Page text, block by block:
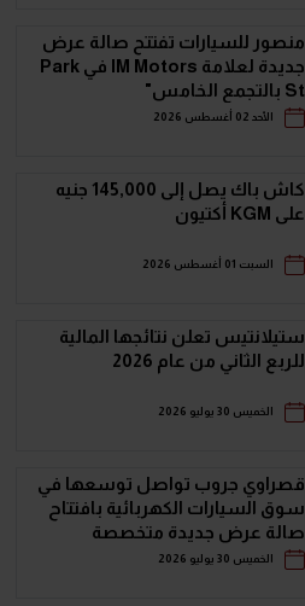
منصور للسيارات تفتتح صالة عرض
جديدة لعلامة IM Motors في Park
St بالتجمع الخامس"
الأحد 02 أغسطس 2026
كاش باك يصل إلى 145,000 جنيه
على KGM أكتيون
السبت 01 أغسطس 2026
ستيلانتيس تعلن نتائجها المالية
للربع الثاني من عام 2026
الخميس 30 يوليو 2026
قصراوي جروب تواصل توسعها في
سوق السيارات الكهربائية بافتتاح
صالة عرض جديدة متخصصة
لسيارات AVATR بالتعاون مع
الخميس 30 يوليو 2026